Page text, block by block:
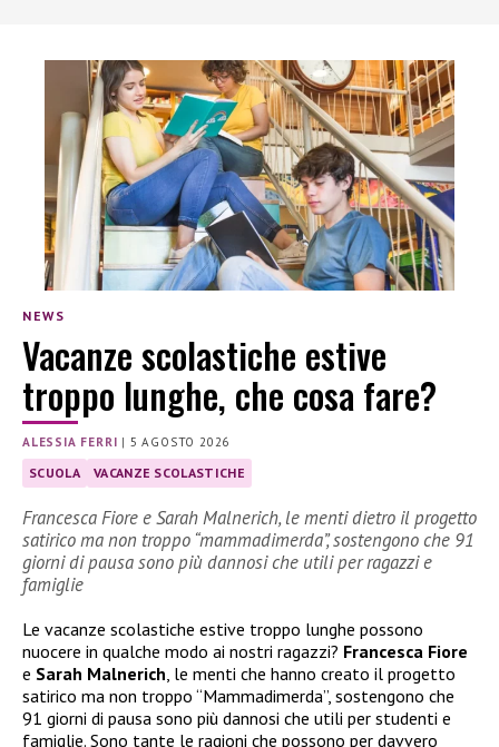
NEWS
Vacanze scolastiche estive
troppo lunghe, che cosa fare?
ALESSIA FERRI | 5 AGOSTO 2026
SCUOLA VACANZE SCOLASTICHE
Francesca Fiore e Sarah Malnerich, le menti dietro il progetto
satirico ma non troppo “mammadimerda”, sostengono che 91
giorni di pausa sono più dannosi che utili per ragazzi e
famiglie
Le vacanze scolastiche estive troppo lunghe possono
nuocere in qualche modo ai nostri ragazzi? Francesca Fiore
e Sarah Malnerich , le menti che hanno creato il progetto
satirico ma non troppo “Mammadimerda”, sostengono che
91 giorni di pausa sono più dannosi che utili per studenti e
famiglie. Sono tante le ragioni che possono per davvero